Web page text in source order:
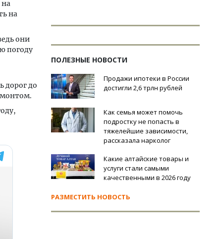
на
на
они
погоду
дорог до
ПОЛЕЗНЫЕ НОВОСТИ
Продажи ипотеки в России
достигли 2,6 трлн рублей
Как семья может помочь
подростку не попасть в
тяжелейшие зависимости,
рассказала нарколог
Какие алтайские товары и
услуги стали самыми
качественными в 2026 году
РАЗМЕСТИТЬ НОВОСТЬ